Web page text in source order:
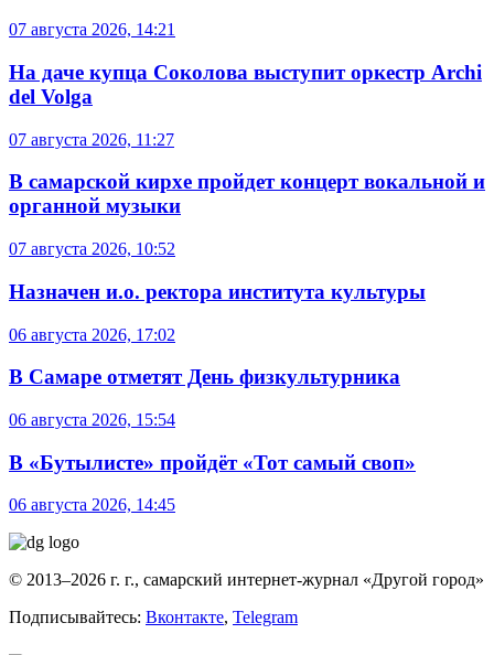
07 августа 2026, 14:21
На даче купца Соколова выступит оркестр Archi
del Volga
07 августа 2026, 11:27
В самарской кирхе пройдет концерт вокальной и
органной музыки
07 августа 2026, 10:52
Назначен и.о. ректора института культуры
06 августа 2026, 17:02
В Самаре отметят День физкультурника
06 августа 2026, 15:54
В «Бутылисте» пройдёт «Тот самый своп»
06 августа 2026, 14:45
© 2013–2026 г. г., самарский интернет-журнал «Другой город»
Подписывайтесь: Вконтакте, Telegram